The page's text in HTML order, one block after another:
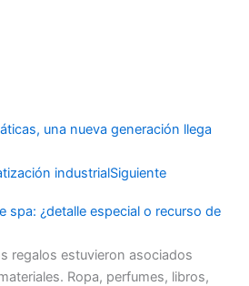
una nueva generación llega
industrialSiguiente
spa: ¿detalle especial o recurso de
regalos estuvieron asociados
Ropa, perfumes, libros,